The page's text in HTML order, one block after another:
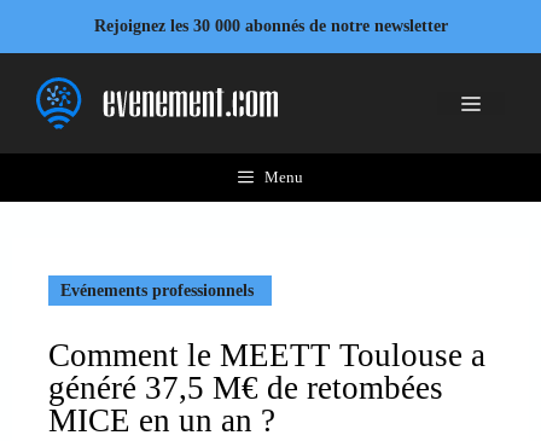
contenu
Rejoignez les 30 000 abonnés de notre newsletter
Menu
Menu
Evénements professionnels
Comment le MEETT Toulouse a
généré 37,5 M€ de retombées
MICE en un an ?